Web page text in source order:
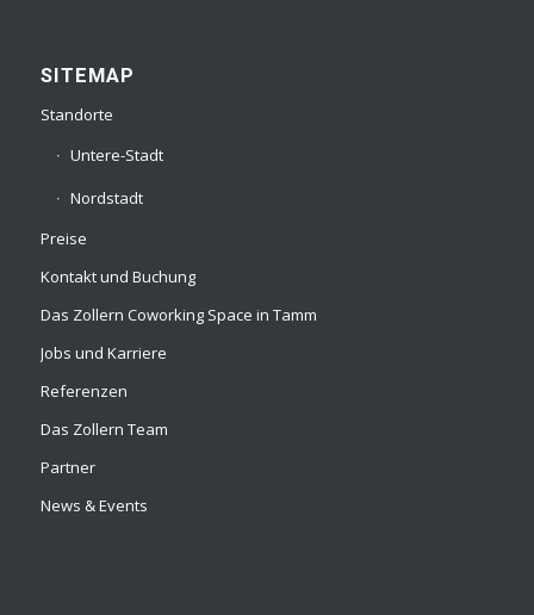
SITEMAP
Standorte
Untere-Stadt
Nordstadt
Preise
Kontakt und Buchung
Das Zollern Coworking Space in Tamm
Jobs und Karriere
Referenzen
Das Zollern Team
Partner
News & Events